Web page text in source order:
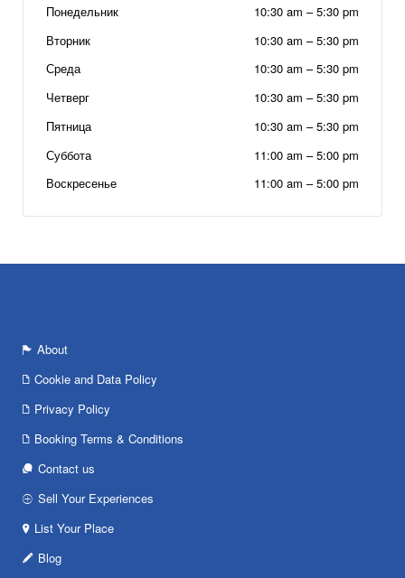
Понедельник 10:30 am –5:30 pm
Вторник
10:30 am –5:30 pm
Среда
10:30 am –5:30 pm
Четверг
10:30 am –5:30 pm
Пятница
10:30 am –5:30 pm
Суббота
11:00 am –5:00 pm
Воскресенье
11:00 am –5:00 pm
About
Cookie and Data Policy
Privacy Policy
Booking Terms & Conditions
Contact us
Sell Your Experiences
List Your Place
Blog